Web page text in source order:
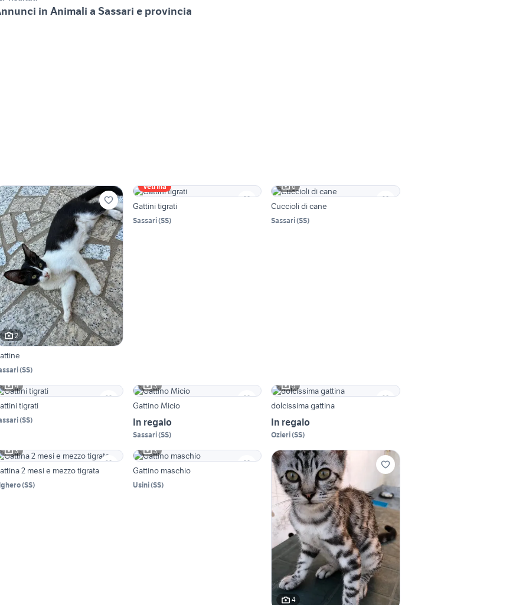
in Animali a Sassari e provincia
2
(SS)
Vetrina
Gattini tigrati
Sassari(SS)
6
Cuccioli di cane
Sassari(SS)
4
tigrati
(SS)
3
Gattino Micio
In regalo
Sassari(SS)
5
dolcissima gattina
In regalo
Ozieri(SS)
3
2 mesi e mezzo tigrata
(SS)
3
Gattino maschio
Usini(SS)
4